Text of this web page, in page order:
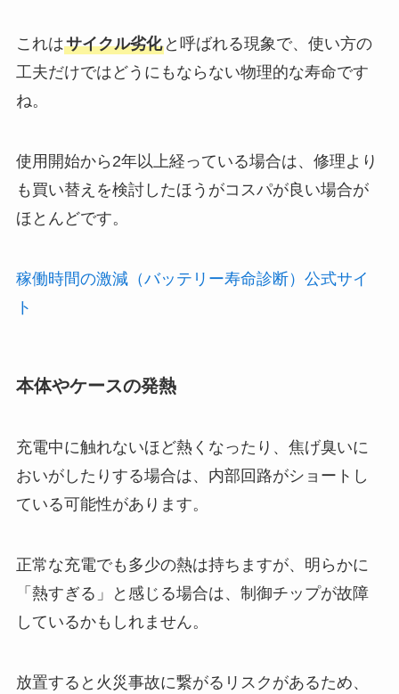
これはサイクル劣化と呼ばれる現象で、使い方の
工夫だけではどうにもならない物理的な寿命です
ね。
使用開始から2年以上経っている場合は、修理より
も買い替えを検討したほうがコスパが良い場合が
ほとんどです。
稼働時間の激減（バッテリー寿命診断）公式サイ
ト
本体やケースの発熱
充電中に触れないほど熱くなったり、焦げ臭いに
おいがしたりする場合は、内部回路がショートし
ている可能性があります。
正常な充電でも多少の熱は持ちますが、明らかに
「熱すぎる」と感じる場合は、制御チップが故障
しているかもしれません。
放置すると火災事故に繋がるリスクがあるため、